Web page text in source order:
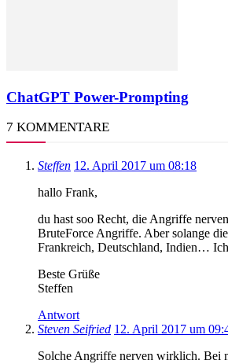
ChatGPT Power-Prompting
7 KOMMENTARE
Steffen 12. April 2017 um 08:18
hallo Frank,
du hast soo Recht, die Angriffe
BruteForce Angriffe. Aber solange
Frankreich, Deutschland, Indien…
Beste Grüße
Steffen
Antwort
Steven Seifried 12. April 2017 um
Solche Angriffe nerven wirklich. Bei